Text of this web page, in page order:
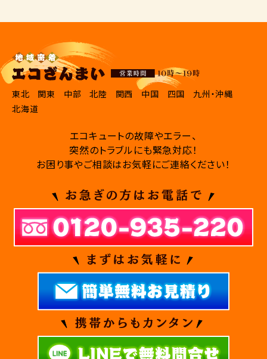
東北 関東 中部 北陸 関西 中国 四国
九州・沖縄
北海道
エコキュートの故障やエラー、
突然のトラブルにも緊急対応！
お困り事やご相談はお気軽にご連絡ください！